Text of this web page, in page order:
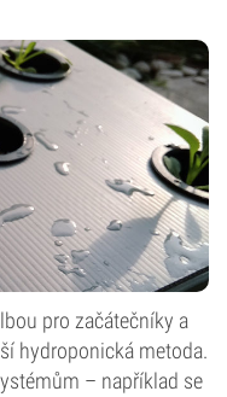
pro začátečníky a
hydroponická metoda.
– například se